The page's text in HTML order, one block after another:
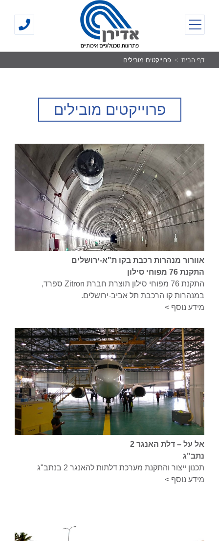
content
primary menu
דף הבית פרוייקטים מובילים
פרוייקטים מובילים
אוורור מנהרות רכבת בקו ת"א-ירושלים
התקנת 76 מפוחי סילון
התקנת 76 מפוחי סילון תוצרת חברת Zitron ספרד,
במנהרות קו הרכבת תל אביב-ירושלים.
מידע נוסף >
אל על – דלת האנגר 2
נתב"ג
תכנון ייצור והתקנת מערכת דלתות להאנגר 2 בנתב"ג
מידע נוסף >